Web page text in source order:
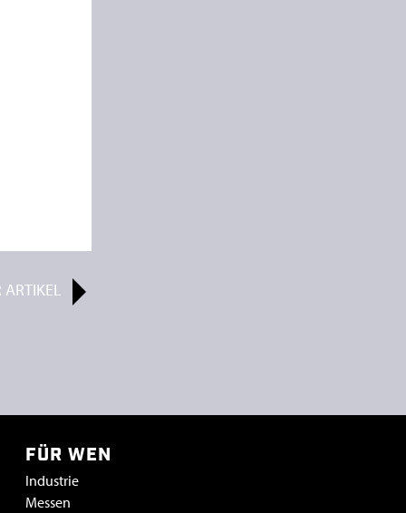
ARTIKEL
FÜR WEN
Industrie
Messen